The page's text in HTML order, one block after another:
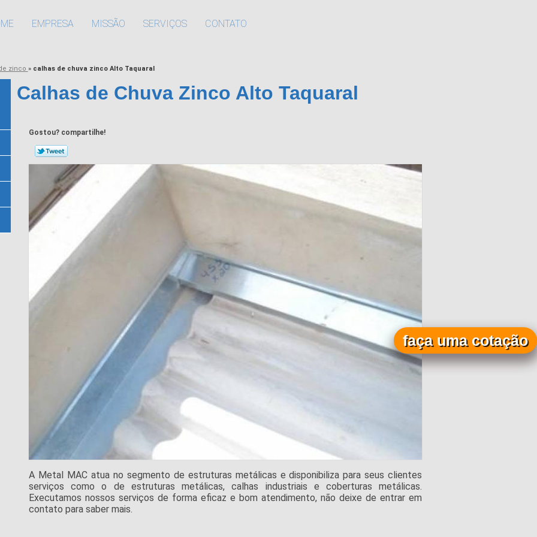
EMPRESA MISSÃO SERVIÇOS CONTATO
zinco » calhas de chuva zinco Alto Taquaral
Calhas de Chuva Zinco Alto Taquaral
Gostou? compartilhe!
A Metal MAC atua no segmento de estruturas metálicas e disponibiliza para seus clientes
serviços como o de estruturas metálicas, calhas industriais e coberturas metálicas.
Executamos nossos serviços de forma eficaz e bom atendimento, não deixe de entrar em
contato para saber mais.
faça uma cotação